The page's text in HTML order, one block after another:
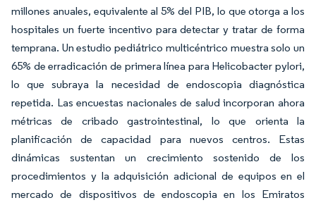
millones anuales, equivalente al 5% del PIB, lo que otorga a los
hospitales un fuerte incentivo para detectar y tratar de forma
temprana. Un estudio pediátrico multicéntrico muestra solo un
65% de erradicación de primera línea para Helicobacter pylori,
lo que subraya la necesidad de endoscopia diagnóstica
repetida. Las encuestas nacionales de salud incorporan ahora
métricas de cribado gastrointestinal, lo que orienta la
planificación de capacidad para nuevos centros. Estas
dinámicas sustentan un crecimiento sostenido de los
procedimientos y la adquisición adicional de equipos en el
mercado de dispositivos de endoscopia en los Emiratos